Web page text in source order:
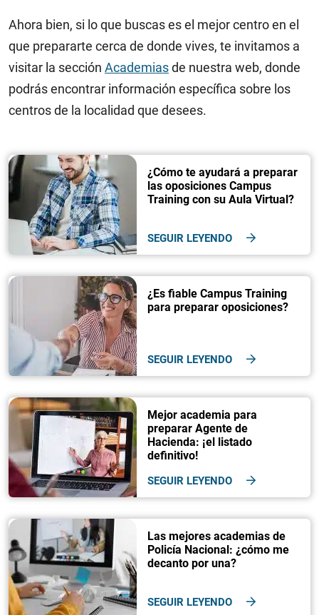
Ahora bien, si lo que buscas es el mejor centro en el
que prepararte cerca de donde vives, te invitamos a
visitar la sección Academiasde nuestra web, donde
podrás encontrar información específica sobre los
centros de la localidad que desees.
¿Cómo te ayudará a preparar
las oposiciones Campus
Training con su Aula Virtual?
SEGUIR LEYENDO
¿Es fiable Campus Training
para preparar oposiciones?
SEGUIR LEYENDO
Mejor academia para
preparar Agente de
Hacienda: ¡el listado
definitivo!
SEGUIR LEYENDO
Las mejores academias de
Policía Nacional: ¿cómo me
decanto por una?
SEGUIR LEYENDO